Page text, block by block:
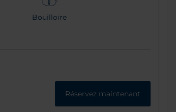
Bouilloire
Réservez maintenant